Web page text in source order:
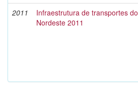
2011
Infraestrutura de transportes do
Nordeste 2011